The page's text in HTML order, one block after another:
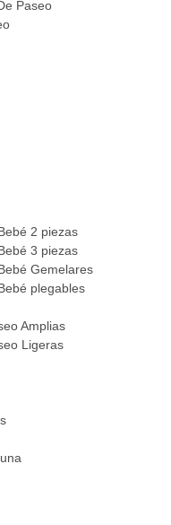
Paseo
2 piezas
3 piezas
Gemelares
plegables
Amplias
Ligeras